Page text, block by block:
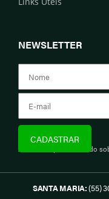
NEWSLETTER
Assine e fique informado
SANTA MARIA:(55)